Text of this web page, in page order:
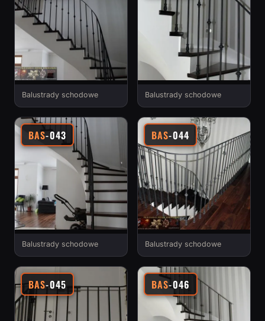
Balustrady schodowe Balustrady schodowe
BAS-043
Balustrady schodowe
BAS-044
Balustrady schodowe
BAS-045 BAS-046